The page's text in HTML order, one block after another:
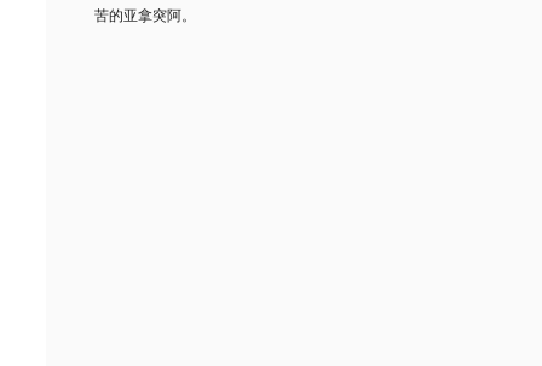
苦的亚拿突阿。